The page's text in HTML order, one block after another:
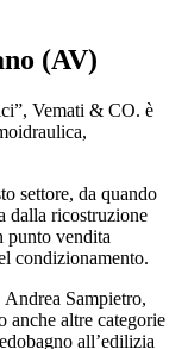
(AV)
Vemati & CO. è
settore, da quando
dalla ricostruzione
punto vendita
condizionamento.
Sampietro,
anche altre categorie
all’edilizia